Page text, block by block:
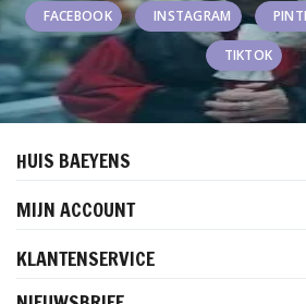
FACEBOOK INSTAGRAM
TIKTOK
HUIS BAEYENS
MIJN ACCOUNT
KLANTENSERVICE